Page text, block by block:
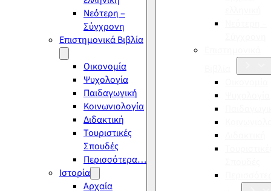
Νεότερη –
Σύγχρονη
Επιστημονικά Βιβλία
Οικονομία
Ψυχολογία
Παιδαγωγική
Κοινωνιολογία
Διδακτική
Τουριστικές
Σπουδές
Περισσότερα…
Ιστορία
Αρχαία